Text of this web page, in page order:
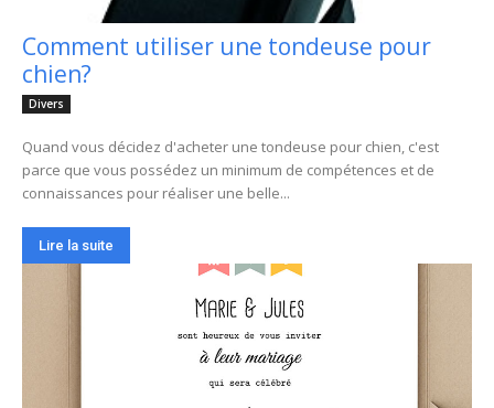
Comment utiliser une tondeuse pour
chien?
Divers
Quand vous décidez d'acheter une tondeuse pour chien, c'est
parce que vous possédez un minimum de compétences et de
connaissances pour réaliser une belle...
Lire la suite